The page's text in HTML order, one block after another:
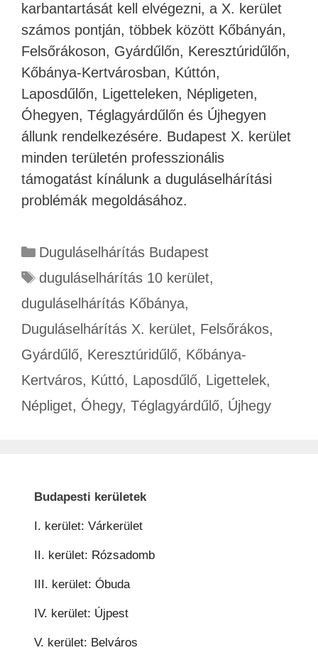
karbantartását kell elvégezni, a X. kerület
számos pontján, többek között Kőbányán,
Felsőrákoson, Gyárdűlőn, Keresztúridűlőn,
Kőbánya-Kertvárosban, Kúttón,
Laposdűlőn, Ligetteleken, Népligeten,
Óhegyen, Téglagyárdűlőn és Újhegyen
állunk rendelkezésére. Budapest X. kerület
minden területén professzionális
támogatást kínálunk a duguláselhárítási
problémák megoldásához.
Duguláselhárítás Budapest
duguláselhárítás 10 kerület,
duguláselhárítás Kőbánya,
Duguláselhárítás X. kerület, Felsőrákos,
Gyárdűlő, Keresztúridűlő, Kőbánya-
Kertváros, Kúttó, Laposdűlő, Ligettelek,
Népliget, Óhegy, Téglagyárdűlő, Újhegy
Budapesti kerületek
I. kerület: Várkerület
II. kerület: Rózsadomb
III. kerület: Óbuda
IV. kerület: Újpest
V. kerület: Belváros